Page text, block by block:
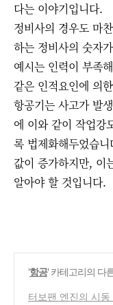
다는 이야기입니다.
정비사의 경우도 마
하는 정비사의 숫자
예시는 인력이 부족
같은 인적요인에 의
항공기는 사고가 발
에 이와 같이 작업강
록 법제화해두었습
값이 증가하지만, 이
알아야 할 것입니다.
'항공' 카테고리의 다
터보팬 엔진의 시동